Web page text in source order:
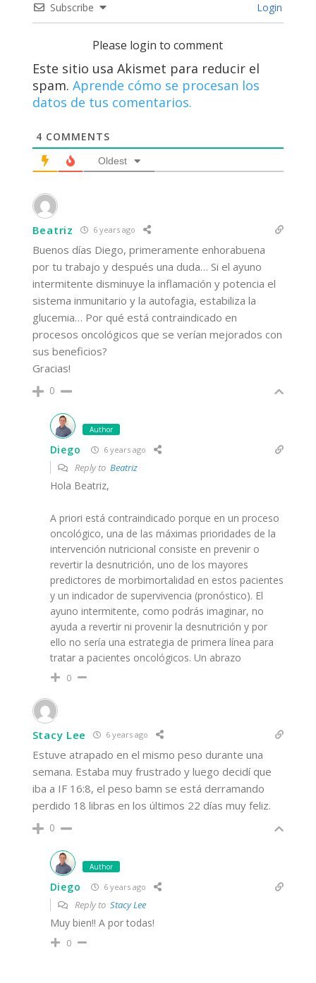
Subscribe Login
Please login to comment
Este sitio usa Akismet para reducir el
spam. Aprende cómo se procesan los
datos de tus comentarios.
4 COMMENTS
Oldest
Beatriz 6 years ago
Buenos días Diego, primeramente enhorabuena
por tu trabajo y después una duda… Si el ayuno
intermitente disminuye la inflamación y potencia el
sistema inmunitario y la autofagia, estabiliza la
glucemia… Por qué está contraindicado en
procesos oncológicos que se verían mejorados con
sus beneficios?
Gracias!
0
Author
Diego 6 years ago
Reply to Beatriz
Hola Beatriz,
A priori está contraindicado porque en un proceso
oncológico, una de las máximas prioridades de la
intervención nutricional consiste en prevenir o
revertir la desnutrición, uno de los mayores
predictores de morbimortalidad en estos pacientes
y un indicador de supervivencia (pronóstico). El
ayuno intermitente, como podrás imaginar, no
ayuda a revertir ni provenir la desnutrición y por
ello no sería una estrategia de primera línea para
tratar a pacientes oncológicos. Un abrazo
0
Stacy Lee 6 years ago
Estuve atrapado en el mismo peso durante una
semana. Estaba muy frustrado y luego decidí que
iba a IF 16:8, el peso bamn se está derramando
perdido 18 libras en los últimos 22 días muy feliz.
0
Author
Diego 6 years ago
Reply to Stacy Lee
Muy bien!! A por todas!
0